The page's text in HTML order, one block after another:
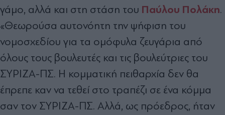
γάμο, αλλά και στη στάση του Παύλου Πολάκη.
«Θεωρούσα αυτονόητη την ψήφιση του
νομοσχεδίου για τα ομόφυλα ζευγάρια από
όλους τους βουλευτές και τις βουλεύτριες του
ΣΥΡΙΖΑ-ΠΣ. Η κομματική πειθαρχία δεν θα
έπρεπε καν να τεθεί στο τραπέζι σε ένα κόμμα
σαν τον ΣΥΡΙΖΑ-ΠΣ. Αλλά, ως πρόεδρος, ήταν